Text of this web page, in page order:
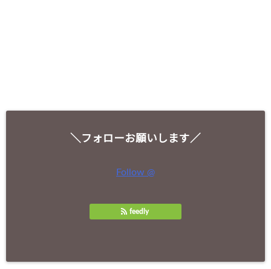
＼フォローお願いします／
Follow @
feedly